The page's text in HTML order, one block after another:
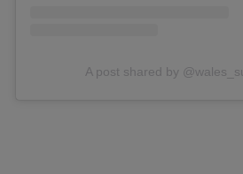
A post shared by